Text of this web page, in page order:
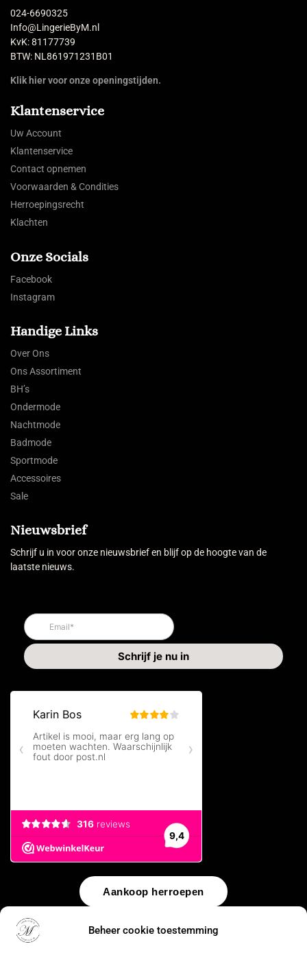
Beheer cookie toestemming
024-6690325
Info@LingerieByM.nl
KvK: 81177739
BTW: NL861971231B01
Klik hier voor onze openingstijden.
Klantenservice
Uw Account
Klantenservice
Contact opnemen
Voorwaarden & Condities
Herroepingsrecht
Klachten
Onze Socials
Facebook
Instagram
Handige Links
Over Ons
Ons Assortiment
BH’s
Ondermode
Nachtmode
Badmode
Sportmode
Accessoires
Sale
Nieuwsbrief
Schrijf u in voor onze nieuwsbrief en blijf op de hoogte van de
laatste nieuws.
Aankoop herroepen
© 2026 by WebUnlimited–Algemene voorwaarden